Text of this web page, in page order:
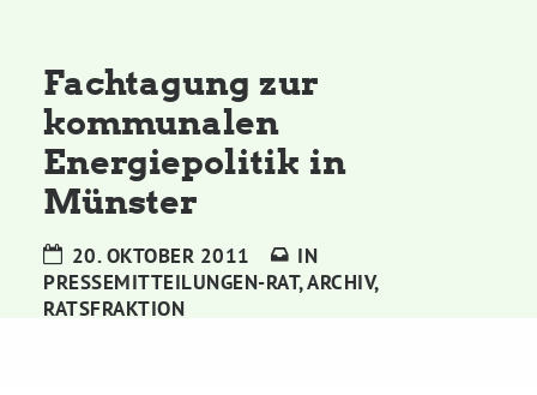
Grünes Zentrum
Personen
Sylvia Rietenberg, MdB
Fachtagung zur
kommunalen
Energiepolitik in
Münster
20. OKTOBER 2011
IN
PRESSEMITTEILUNGEN-RAT,ARCHIV,
RATSFRAKTION